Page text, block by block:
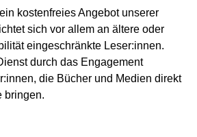
kostenfreies Angebot unserer
sich vor allem an ältere oder
eingeschränkte Leser:innen.
durch das Engagement
die Bücher und Medien direkt
bringen.